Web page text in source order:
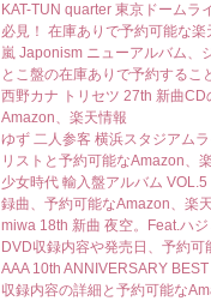
KAT-TUN quarter 東京ドームラ
必見！ 在庫ありで予約可能な
嵐 Japonism ニューアルバム、
とこ盤の在庫ありで予約するこ
西野カナ トリセツ 27th 新曲
Amazon、楽天情報
ゆず 二人参客 横浜スタジアム
リストと予約可能なAmazon、
少女時代 輸入盤アルバム
録曲、予約可能なAmazon、楽
miwa 18th 新曲 夜空。Feat.ハ
DVD収録内容や発売日、予約
AAA 10th ANNIVERSARY
収録内容の詳細と予約可能な